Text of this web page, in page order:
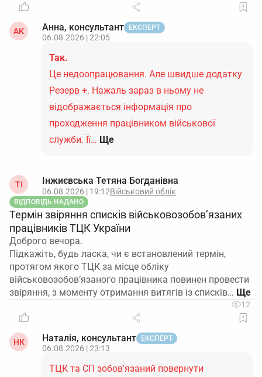
АК Анна, консультант ЕКСПЕРТ
06.08.2026 | 22:05
Так.
Це недоопрацювання. Але швидше додатку
Резерв +. Нажаль зараз в ньому не
відображається інформація про
проходження працівником військової
служби. Її… Ще
ТІ Інжиєвська Тетяна Богданівна
06.08.2026 | 19:12Військовий облік
ВІДПОВІДЬ НАДАНО
Термін звіряння списків військовозобов’язаних
працівників ТЦК України
Доброго вечора.
Підкажіть, будь ласка, чи є встановлений термін,
протягом якого ТЦК за місце обліку
військовозобов’язаного працівника повинен провести
звіряння, з моменту отримання витягів із списків…
12
НК Наталія, консультант ЕКСПЕРТ
06.08.2026 | 23:13
ТЦК та СП зобов'язаний повернути